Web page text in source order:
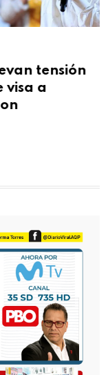
tensión
a